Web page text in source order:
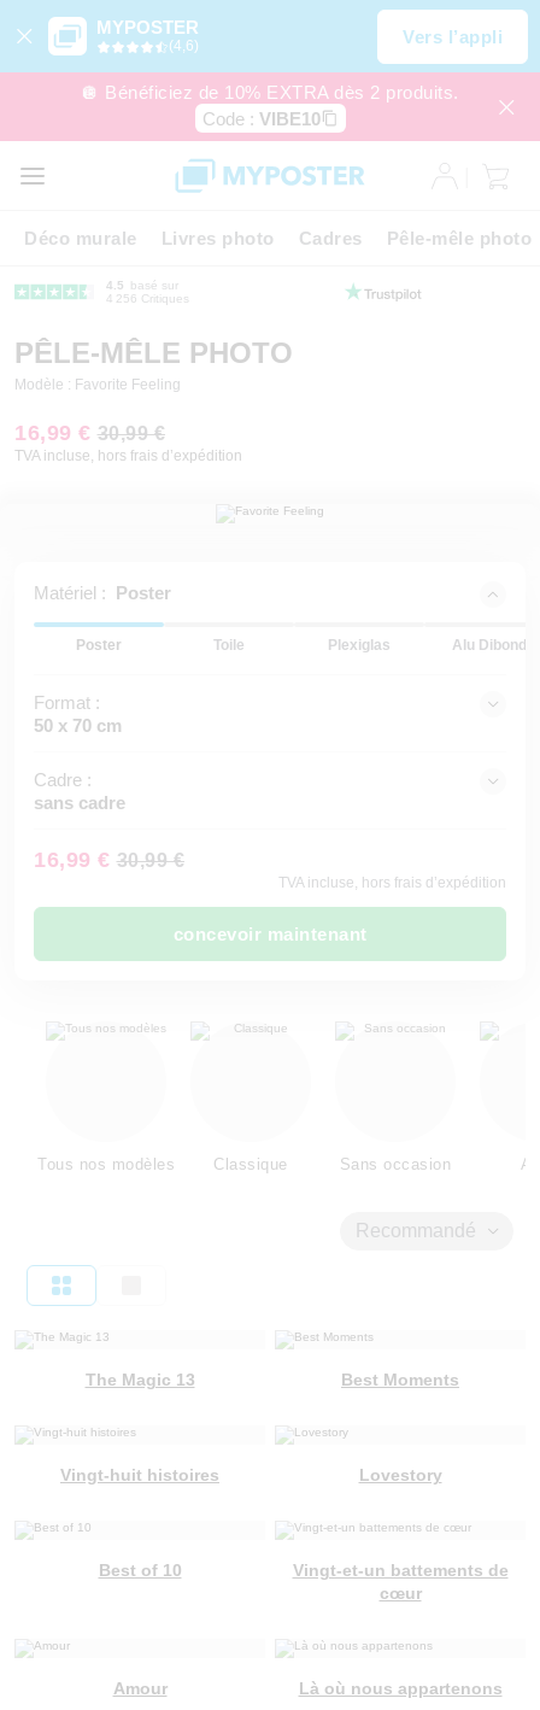
MYPOSTER
(4,6) Vers l’appli
🪩 Bénéficiez de 10% EXTRA dès 2 produits.
Code : VIBE10
Déco murale Livres photo Cadres Pêle-mêle photo
4.5
basé sur
4 256 Critiques
PÊLE-MÊLE PHOTO
Modèle : Favorite Feeling
16,99 € 30,99 €
TVA incluse, hors frais d’expédition
Matériel : Poster
Poster Toile Plexiglas Alu Dibond
Format :
50 x 70 cm
Cadre :
sans cadre
16,99 € 30,99 €
TVA incluse, hors frais d’expédition
concevoir maintenant
Tous nos modèles Classique Sans occasion
Recommandé
The Magic 13 Best Moments
Vingt-huit histoires Lovestory
Best of 10
Vingt-et-un battements de
cœur
Amour Là où nous appartenons